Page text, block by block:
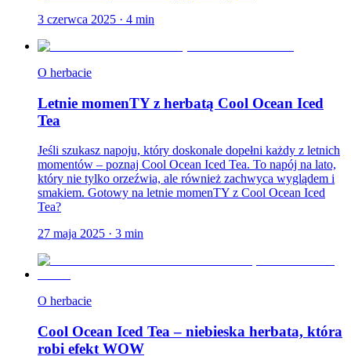
3 czerwca 2025 · 4 min
O herbacie
Letnie momenTY z herbatą Cool Ocean Iced
Tea
Jeśli szukasz napoju, który doskonale dopełni każdy z letnich
momentów – poznaj Cool Ocean Iced Tea. To napój na lato,
który nie tylko orzeźwia, ale również zachwyca wyglądem i
smakiem. Gotowy na letnie momenTY z Cool Ocean Iced
Tea?
27 maja 2025 · 3 min
O herbacie
Cool Ocean Iced Tea – niebieska herbata, która
robi efekt WOW